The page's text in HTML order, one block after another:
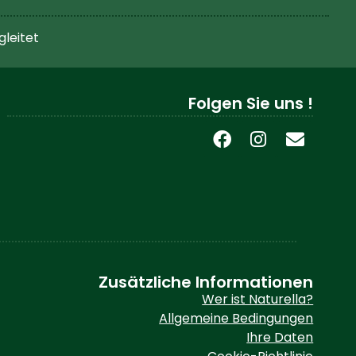
Folgen Sie uns !
Zusätzliche Informationen
Wer ist Naturella?
Allgemeine Bedingungen
Ihre Daten